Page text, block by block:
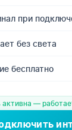
при
без света
бесплатно
активна —